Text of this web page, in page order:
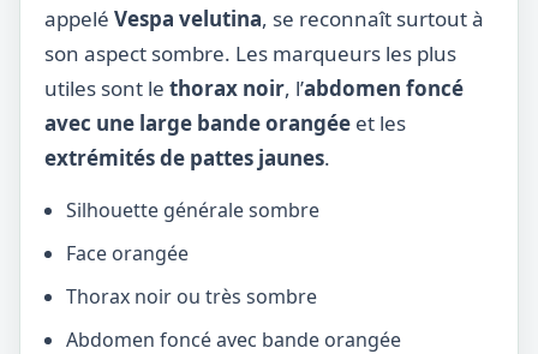
appelé Vespa velutina, se reconnaît surtout à
son aspect sombre. Les marqueurs les plus
utiles sont le thorax noir, l’abdomen foncé
avec une large bande orangée et les
extrémités de pattes jaunes.
Silhouette générale sombre
Face orangée
Thorax noir ou très sombre
Abdomen foncé avec bande orangée